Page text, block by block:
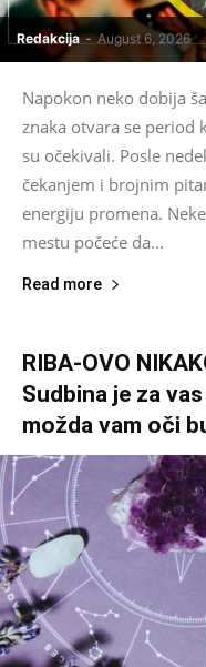
Redakcija - August 6, 2026
Napokon neko dobija
znaka otvara se period
su očekivali. Posle
čekanjem i brojnim
energiju promena.
mestu počeće da...
Read more
RIBA-OVO
Sudbina je za
možda vam oči